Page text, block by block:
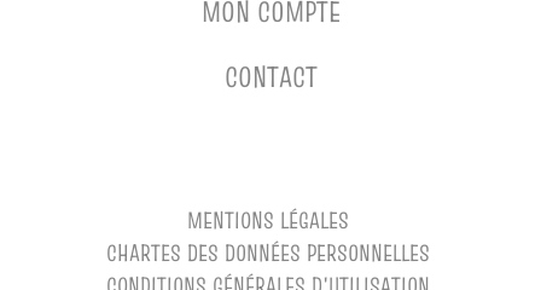
MON COMPTE
CONTACT
MENTIONS LÉGALES
CHARTES DES DONNÉES PERSONNELLES